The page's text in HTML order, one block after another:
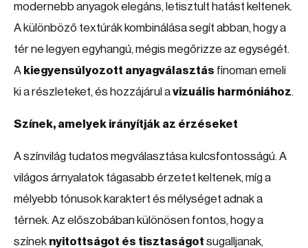
modernebb anyagok elegáns, letisztult hatást keltenek.
A különböző textúrák kombinálása segít abban, hogy a
tér ne legyen egyhangú, mégis megőrizze az egységét.
A kiegyensúlyozott anyagválasztás finoman emeli
ki a részleteket, és hozzájárul avizuális harmóniához.
Színek, amelyek irányítják az érzéseket
A színvilág tudatos megválasztása kulcsfontosságú. A
világos árnyalatok tágasabb érzetet keltenek, míg a
mélyebb tónusok karaktert és mélységet adnak a
térnek. Az előszobában különösen fontos, hogy a
színek nyitottságot és tisztaságot sugalljanak,